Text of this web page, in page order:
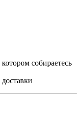
собираетесь